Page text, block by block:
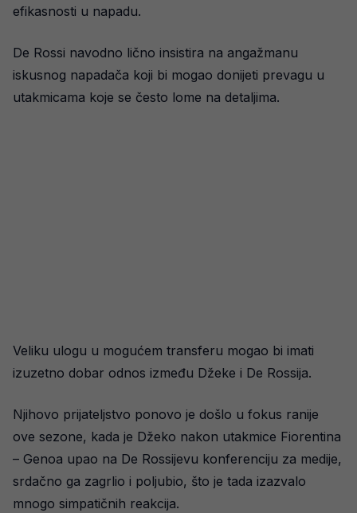
efikasnosti u napadu.
De Rossi navodno lično insistira na angažmanu
iskusnog napadača koji bi mogao donijeti prevagu u
utakmicama koje se često lome na detaljima.
Veliku ulogu u mogućem transferu mogao bi imati
izuzetno dobar odnos između Džeke i De Rossija.
Njihovo prijateljstvo ponovo je došlo u fokus ranije
ove sezone, kada je Džeko nakon utakmice Fiorentina
– Genoa upao na De Rossijevu konferenciju za medije,
srdačno ga zagrlio i poljubio, što je tada izazvalo
mnogo simpatičnih reakcija.